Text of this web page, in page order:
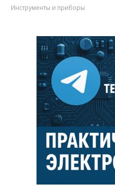
Инструменты и приборы